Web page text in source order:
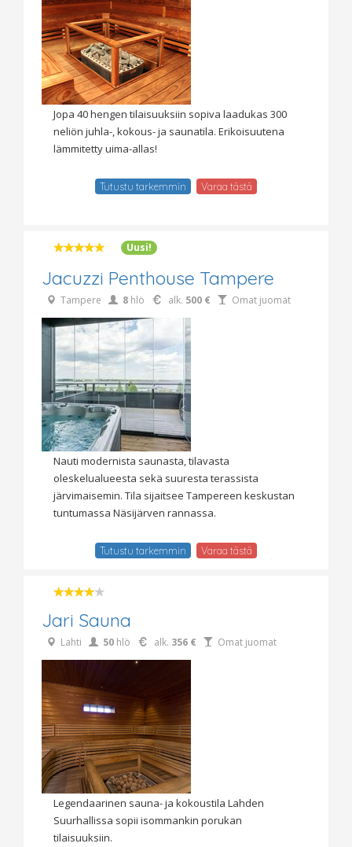
Jopa 40 hengen tilaisuuksiin sopiva laadukas 300
neliön juhla-, kokous- ja saunatila. Erikoisuutena
lämmitetty uima-allas!
Tutustu tarkemmin Varaa tästä
Uusi!
Jacuzzi Penthouse Tampere
Tampere 8 hlö alk. 500 € Omat juomat
Nauti modernista saunasta, tilavasta
oleskelualueesta sekä suuresta terassista
järvimaisemin. Tila sijaitsee Tampereen keskustan
tuntumassa Näsijärven rannassa.
Tutustu tarkemmin Varaa tästä
Jari Sauna
Lahti 50 hlö alk. 356 € Omat juomat
Legendaarinen sauna- ja kokoustila Lahden
Suurhallissa sopii isommankin porukan
tilaisuuksiin.